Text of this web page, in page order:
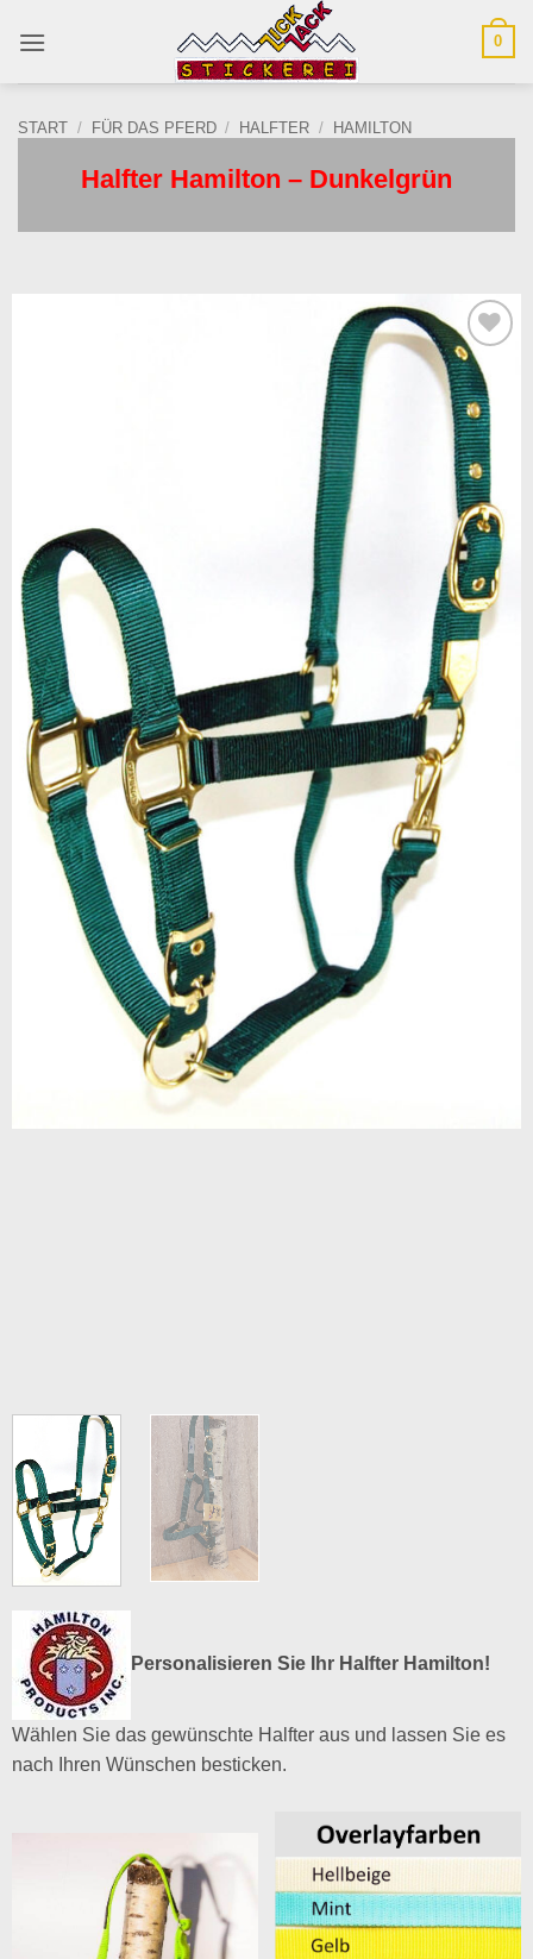
Inhalt
0
START / FÜR DAS PFERD / HALFTER / HAMILTON
Halfter Hamilton – Dunkelgrün
Personalisieren Sie Ihr Halfter Hamilton!
Wählen Sie das gewünschte Halfter aus und lassen Sie es
nach Ihren Wünschen besticken.